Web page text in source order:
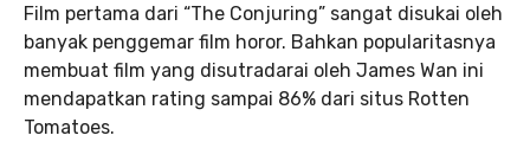
Film pertama dari “The Conjuring” sangat disukai oleh
banyak penggemar film horor. Bahkan popularitasnya
membuat film yang disutradarai oleh James Wan ini
mendapatkan rating sampai 86% dari situs Rotten
Tomatoes.